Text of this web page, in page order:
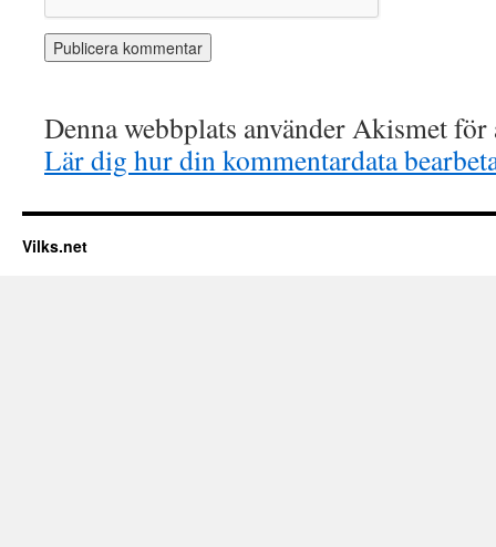
Denna webbplats använder Akismet
Lär dig hur din kommentardata
Vilks.net